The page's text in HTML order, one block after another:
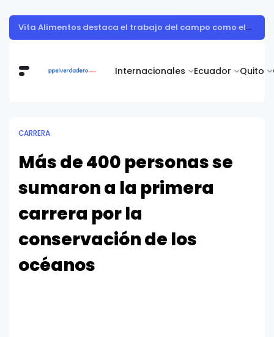
Internacionales Ecuador Quito
Muestra de arte contemporáneo reunió a cuerpo diplomático y artistas nacionales en la Academia Diplomática Galo Plaza
CARRERA
Más de 400 personas se
sumaron a la primera
carrera por la
conservación de los
océanos